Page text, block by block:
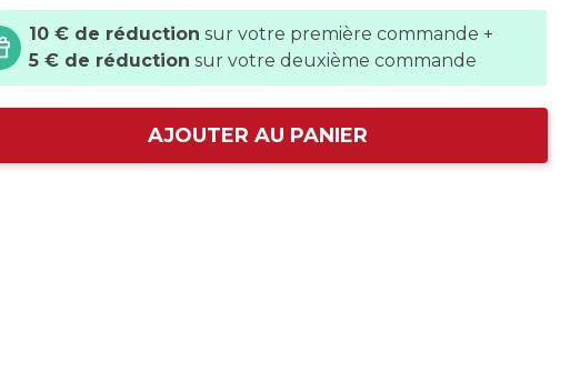
10 € de réduction sur votre première commande +
5 € de réduction sur votre deuxième commande
AJOUTER AU PANIER